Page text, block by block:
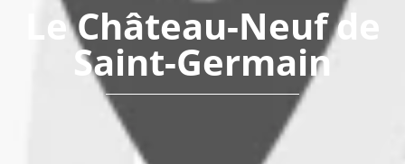
Le Château-Neuf de
Saint-Germain